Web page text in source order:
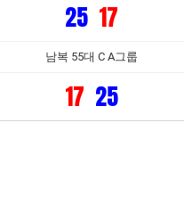
25 17
남복 55대 C A그룹
17 25